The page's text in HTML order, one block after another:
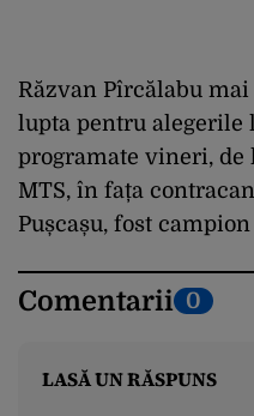
Răzvan Pîrcălabu
lupta pentru alegerile
programate vineri, de
MTS, în fața
Pușcașu, fost
Comentarii 0
LASĂ UN RĂSPUNS